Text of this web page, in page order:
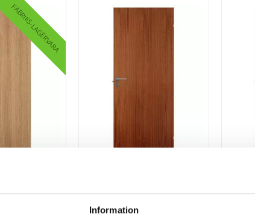
Information
FABRIKS
LAGERVARA
Mahogny